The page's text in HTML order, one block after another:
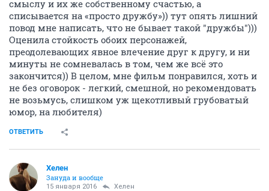
смыслу и их же собственному счастью, а
списывается на «просто дружбу»)) тут опять лишний
повод мне написать, что не бывает такой "дружбы")))
Оценила стойкость обоих персонажей,
преодолевающих явное влечение друг к другу, и ни
минуты не сомневалась в том, чем же всё это
закончится)) В целом, мне фильм понравился, хоть и
не без оговорок - легкий, смешной, но рекомендовать
не возьмусь, слишком уж щекотливый грубоватый
юмор, на любителя)
ОТВЕТИТЬ
Хелен
Зануда и вообще
15 января 2016 Хелен